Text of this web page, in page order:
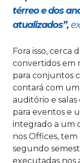
térreo e dos
atualizados”,
Fora isso, cerca
convertidos em
para conjuntos
contará com
auditório e
para eventos e
integrado a um
nos Offices,
segundo
executadas nos